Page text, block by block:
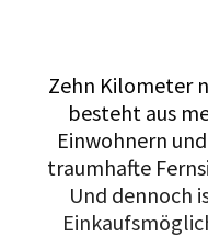
Zehn Kilometer
besteht aus
Einwohnern
traumhafte
Und dennoch